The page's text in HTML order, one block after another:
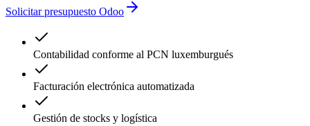
Solicitar presupuesto Odoo
Contabilidad conforme al PCN luxemburgués
Facturación electrónica automatizada
Gestión de stocks y logística